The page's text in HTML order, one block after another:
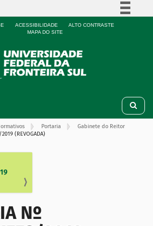
Simplifique!
Participe
Acesso à informação
ACESSIBILIDADE
ALTO CONTRASTE
MAPA DO SITE
Portaria
Gabinete do Reitor
(REVOGADA)
Nº